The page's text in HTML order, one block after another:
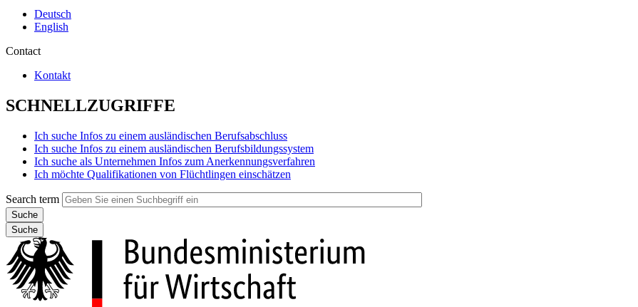
Deutsch
English
Contact
Kontakt
SCHNELLZUGRIFFE
Ich suche Infos zu einem ausländischen Berufsabschluss
Ich suche Infos zu einem ausländischen Berufsbildungssystem
Ich suche als Unternehmen Infos zum Anerkennungsverfahren
Ich möchte Qualifikationen von Flüchtlingen einschätzen
Search term
Suche